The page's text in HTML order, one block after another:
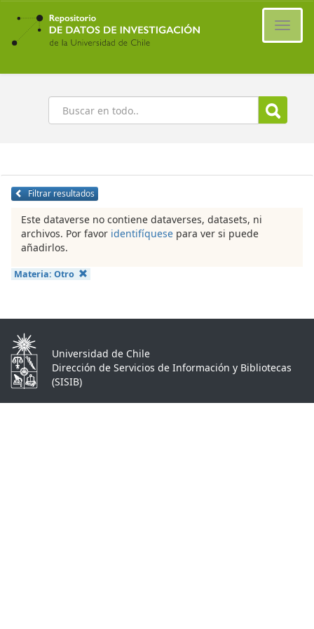
Ir
contenido
principal
Buscar
Filtrar resultados
Este dataverse no contiene dataverses, datasets, ni
archivos. Por favor identifíquese para ver si puede
añadirlos.
Materia: Otro
Universidad de Chile
Dirección de Servicios de Información y Bibliotecas
(SISIB)